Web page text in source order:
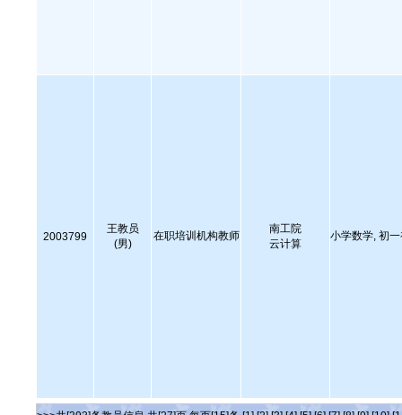
2003799
王教员
(男)
在职培训机构教师
南工院
云计算
小学数学, 初